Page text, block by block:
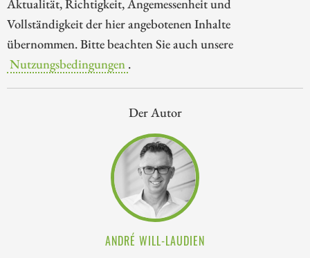
Aktualität, Richtigkeit, Angemessenheit und
Vollständigkeit der hier angebotenen Inhalte
übernommen. Bitte beachten Sie auch unsere
Nutzungsbedingungen .
Der Autor
ANDRÉ WILL-LAUDIEN